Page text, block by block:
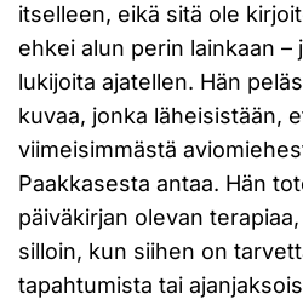
itselleen, eikä sitä ole
ehkei alun perin lainkaan –
lukijoita ajatellen. Hän
kuvaa, jonka läheisistään,
viimeisimmästä
Paakkasesta antaa. Hän
päiväkirjan olevan
silloin, kun siihen on
tapahtumista tai